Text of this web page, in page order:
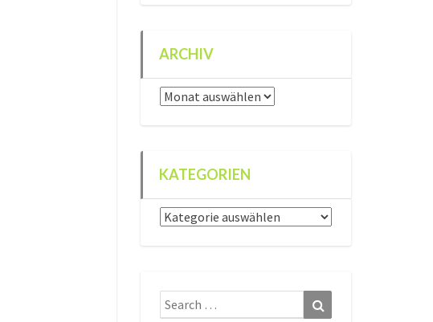
ARCHIV
Archiv
KATEGORIEN
Kategorien
Search
for: